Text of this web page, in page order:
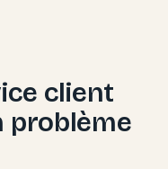
client
problème